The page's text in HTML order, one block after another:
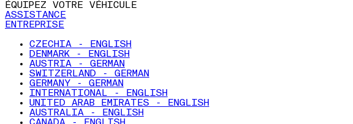
ÉQUIPEZ VOTRE VÉHICULE
ASSISTANCE
ENTREPRISE
CZECHIA - ENGLISH
DENMARK - ENGLISH
AUSTRIA - GERMAN
SWITZERLAND - GERMAN
GERMANY - GERMAN
INTERNATIONAL - ENGLISH
UNITED ARAB EMIRATES - ENGLISH
AUSTRALIA - ENGLISH